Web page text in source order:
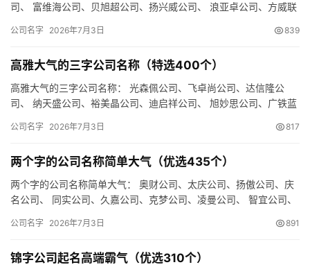
司、 富维海公司、贝旭超公司、扬兴威公司、 浪亚卓公司、方威联
公司名字 2026年7月3日 839
高雅大气的三字公司名称（特选400个）
高雅大气的三字公司名称： 光森佩公司、飞卓尚公司、达信隆公
司、 纳天盛公司、裕美晶公司、迪启祥公司、 旭妙思公司、广铁蓝
公司名字 2026年7月3日 817
两个字的公司名称简单大气（优选435个）
两个字的公司名称简单大气： 奥财公司、太庆公司、扬傲公司、庆
名公司、 同实公司、久嘉公司、克梦公司、凌曼公司、 智宜公司、
公司名字 2026年7月3日 891
锦字公司起名高端霸气（优选310个）